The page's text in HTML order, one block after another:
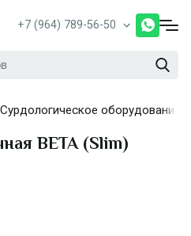
+7 (964) 789-56-50
Сурдологическое оборудование
ВЕТА (Slim)